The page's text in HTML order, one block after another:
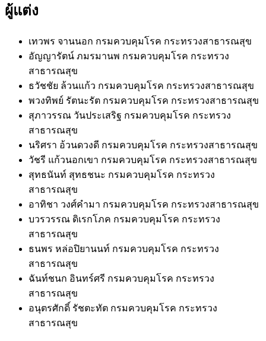
ผู้แต่ง
เทวพร จานนอก กรมควบคุมโรค กระทรวงสาธารณสุข
อัญญารัตน์ ภมรมานพ กรมควบคุมโรค กระทรวง
สาธารณสุข
ธวัชชัย ล้วนแก้ว กรมควบคุมโรค กระทรวงสาธารณสุข
พวงทิพย์ รัตนะรัต กรมควบคุมโรค กระทรวงสาธารณสุข
สุภาวรรณ วันประเสริฐ กรมควบคุมโรค กระทรวง
สาธารณสุข
นริศรา อ้วนดวงดี กรมควบคุมโรค กระทรวงสาธารณสุข
วัชรี แก้วนอกเขา กรมควบคุมโรค กระทรวงสาธารณสุข
สุทธนันท์ สุทธชนะ กรมควบคุมโรค กระทรวง
สาธารณสุข
อาทิชา วงศ์คำมา กรมควบคุมโรค กระทรวงสาธารณสุข
บวรวรรณ ดิเรกโภค กรมควบคุมโรค กระทรวง
สาธารณสุข
ธนพร หล่อปิยานนท์ กรมควบคุมโรค กระทรวง
สาธารณสุข
ฉันท์ชนก อินทร์ศรี กรมควบคุมโรค กระทรวง
สาธารณสุข
อนุตรศักดิ์ รัชตะทัต กรมควบคุมโรค กระทรวง
สาธารณสุข